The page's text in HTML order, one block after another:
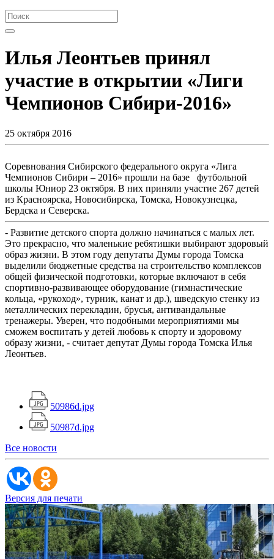
Илья Леонтьев принял
участие в открытии «Лиги
Чемпионов Сибири-2016»
25 октября 2016
Соревнования Сибирского федерального округа «Лига
Чемпионов Сибири – 2016» прошли на базе футбольной
школы Юниор 23 октября. В них приняли участие 267 детей
из Красноярска, Новосибирска, Томска, Новокузнецка,
Бердска и Северска.
- Развитие детского спорта должно начинаться с малых лет.
Это прекрасно, что маленькие ребятишки выбирают здоровый
образ жизни. В этом году депутаты Думы города Томска
выделили бюджетные средства на строительство комплексов
общей физической подготовки, которые включают в себя
спортивно-развивающее оборудование (гимнастические
кольца, «рукоход», турник, канат и др.), шведскую стенку из
металлических перекладин, брусья, антивандальные
тренажеры. Уверен, что подобными мероприятиями мы
сможем воспитать у детей любовь к спорту и здоровому
образу жизни, - считает депутат Думы города Томска Илья
Леонтьев.
50986d.jpg
50987d.jpg
Все новости
Версия для печати